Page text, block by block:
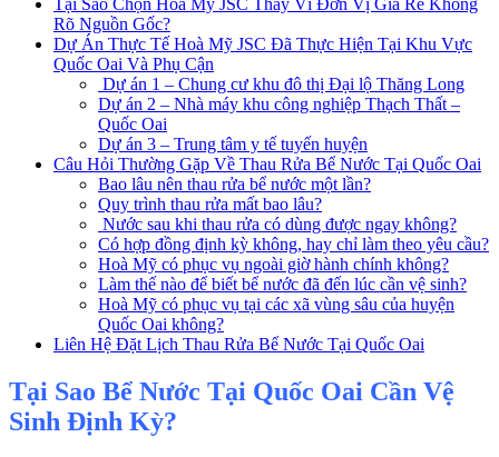
Rõ Nguồn Gốc?
Dự Án Thực Tế Hoà Mỹ JSC Đã Thực Hiện Tại Khu Vực
Quốc Oai Và Phụ Cận
Dự án 1 – Chung cư khu đô thị Đại lộ Thăng Long
Dự án 2 – Nhà máy khu công nghiệp Thạch Thất –
Quốc Oai
Dự án 3 – Trung tâm y tế tuyến huyện
Câu Hỏi Thường Gặp Về Thau Rửa Bể Nước Tại Quốc Oai
Bao lâu nên thau rửa bể nước một lần?
Quy trình thau rửa mất bao lâu?
Nước sau khi thau rửa có dùng được ngay không?
Có hợp đồng định kỳ không, hay chỉ làm theo yêu cầu?
Hoà Mỹ có phục vụ ngoài giờ hành chính không?
Làm thế nào để biết bể nước đã đến lúc cần vệ sinh?
Hoà Mỹ có phục vụ tại các xã vùng sâu của huyện
Quốc Oai không?
Liên Hệ Đặt Lịch Thau Rửa Bể Nước Tại Quốc Oai
Tại Sao Bể Nước Tại Quốc Oai Cần Vệ
Sinh Định Kỳ?